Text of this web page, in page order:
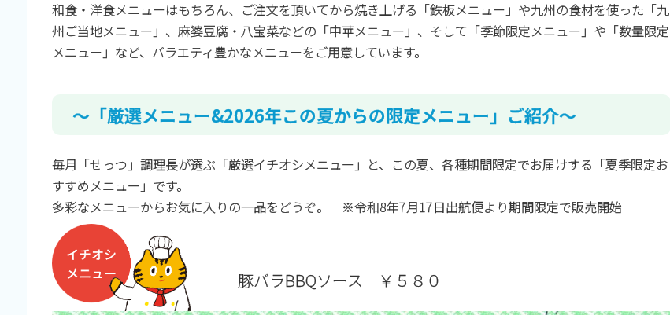
和食・洋食メニューはもちろん、ご注文を頂いてから焼き上げる「鉄板メニュー」や九州の食材を使った「九
州ご当地メニュー」、麻婆豆腐・八宝菜などの「中華メニュー」、そして「季節限定メニュー」や「数量限定
メニュー」など、バラエティ豊かなメニューをご用意しています。
～「厳選メニュー&2026年この夏からの限定メニュー」ご紹介～
毎月「せっつ」調理長が選ぶ「厳選イチオシメニュー」と、この夏、各種期間限定でお届けする「夏季限定お
すすめメニュー」です。
多彩なメニューからお気に入りの一品をどうぞ。 ※令和8年7月17日出航便より期間限定で販売開始
豚バラBBQソース ￥５８０